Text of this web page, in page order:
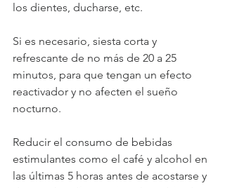
los dientes, ducharse, etc.
Si es necesario, siesta corta y
refrescante de no más de 20 a 25
minutos, para que tengan un efecto
reactivador y no afecten el sueño
nocturno.
Reducir el consumo de bebidas
estimulantes como el café y alcohol en
las últimas 5 horas antes de acostarse y